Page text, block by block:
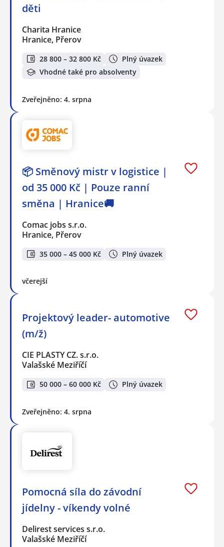
děti
Charita Hranice
Hranice, Přerov
28 800 – 32 800 Kč
Plný úvazek
Vhodné také pro absolventy
Zveřejněno: 4. srpna
📦 Směnový mistr v logistice |
od 35 000 Kč | Pouze ranní
směna | Hranice🚚
Comac jobs s.r.o.
Hranice, Přerov
35 000 – 45 000 Kč Plný úvazek
včerejší
Projektový leader- automotive
(m/ž)
CIE PLASTY CZ. s.r.o.
Valašské Meziříčí
50 000 – 60 000 Kč Plný úvazek
Zveřejněno: 4. srpna
Pomocná síla do závodní
jídelny - víkendy volné
Delirest services s.r.o.
Valašské Meziříčí